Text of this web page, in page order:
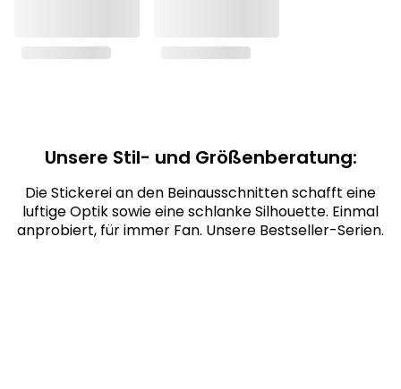
Unsere Stil- und Größenberatung:
Die Stickerei an den Beinausschnitten schafft eine
luftige Optik sowie eine schlanke Silhouette. Einmal
anprobiert, für immer Fan. Unsere Bestseller-Serien.